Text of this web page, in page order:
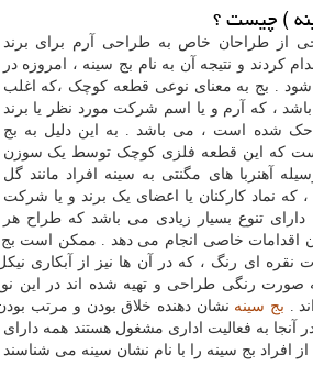
) چیست ؟
از طراحان خاص به طراحی آرم برای برند
کردند و نتیجه آن به نام بج سینه ، امروزه در
شود . بج به معنای نوعی قطعه کوچک ،که اغلب
باشد ، که آرم و یا اسم شرکت مورد نظر یا برند
شده است ، می باشد . به این دلیل به بج
که این قطعه فلزی کوچک توسط یک سوزن
آهنربا های مگنتی به سینه افراد مانند گل
نماد کارکنان یا اعضای یک برند و یا شرکت
دارای تنوع بسیار زیادی می باشد که طراح هر
اقدامات خاصی انجام می دهد . ممکن است بج
ای رنگ ، که در آن ها نیز از آبکاری
صورت رنگی طراحی و تهیه شده اند در این
. بج سینه نشان دهنده خلاق بودن و مرتب
آنجا به فعالیت اداری مشغول هستند همه
افراد بج سینه را با نام نشان سینه می شناسند